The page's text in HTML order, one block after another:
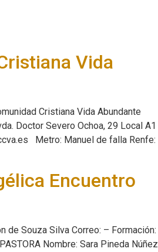
Vida
Cristiana Vida Abundante
Doctor Severo Ochoa, 29 Local A1
Metro: Manuel de falla Renfe:
Encuentro
de Souza Silva Correo: – Formación:
Nombre: Sara Pineda Núñez